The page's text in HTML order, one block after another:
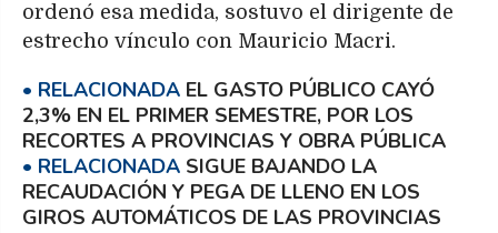
ordenó esa medida, sostuvo el dirigente de
estrecho vínculo con Mauricio Macri.
EL GASTO PÚBLICO CAYÓ
2,3% EN EL PRIMER SEMESTRE, POR LOS
RECORTES A PROVINCIAS Y OBRA PÚBLICA
SIGUE BAJANDO LA
RECAUDACIÓN Y PEGA DE LLENO EN LOS
GIROS AUTOMÁTICOS DE LAS PROVINCIAS